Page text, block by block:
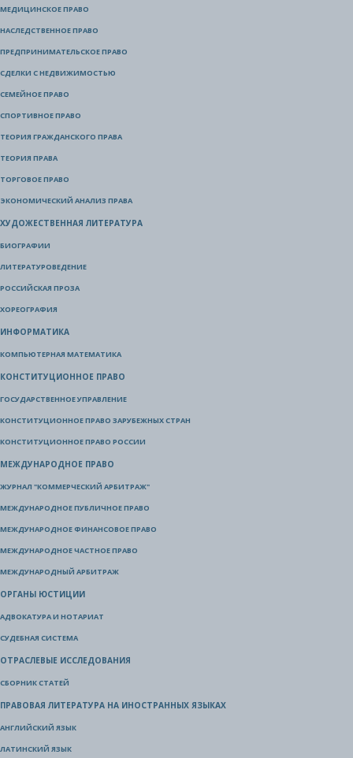
МЕДИЦИНСКОЕ ПРАВО
НАСЛЕДСТВЕННОЕ ПРАВО
ПРЕДПРИНИМАТЕЛЬСКОЕ ПРАВО
СДЕЛКИ С НЕДВИЖИМОСТЬЮ
СЕМЕЙНОЕ ПРАВО
СПОРТИВНОЕ ПРАВО
ТЕОРИЯ ГРАЖДАНСКОГО ПРАВА
ТЕОРИЯ ПРАВА
ТОРГОВОЕ ПРАВО
ЭКОНОМИЧЕСКИЙ АНАЛИЗ ПРАВА
ХУДОЖЕСТВЕННАЯ ЛИТЕРАТУРА
БИОГРАФИИ
ЛИТЕРАТУРОВЕДЕНИЕ
РОССИЙСКАЯ ПРОЗА
ХОРЕОГРАФИЯ
ИНФОРМАТИКА
КОМПЬЮТЕРНАЯ МАТЕМАТИКА
КОНСТИТУЦИОННОЕ ПРАВО
ГОСУДАРСТВЕННОЕ УПРАВЛЕНИЕ
КОНСТИТУЦИОННОЕ ПРАВО ЗАРУБЕЖНЫХ СТРАН
КОНСТИТУЦИОННОЕ ПРАВО РОССИИ
МЕЖДУНАРОДНОЕ ПРАВО
ЖУРНАЛ "КОММЕРЧЕСКИЙ АРБИТРАЖ"
МЕЖДУНАРОДНОЕ ПУБЛИЧНОЕ ПРАВО
МЕЖДУНАРОДНОЕ ФИНАНСОВОЕ ПРАВО
МЕЖДУНАРОДНОЕ ЧАСТНОЕ ПРАВО
МЕЖДУНАРОДНЫЙ АРБИТРАЖ
ОРГАНЫ ЮСТИЦИИ
АДВОКАТУРА И НОТАРИАТ
СУДЕБНАЯ СИСТЕМА
ОТРАСЛЕВЫЕ ИССЛЕДОВАНИЯ
СБОРНИК СТАТЕЙ
ПРАВОВАЯ ЛИТЕРАТУРА НА ИНОСТРАННЫХ ЯЗЫКАХ
АНГЛИЙСКИЙ ЯЗЫК
ЛАТИНСКИЙ ЯЗЫК